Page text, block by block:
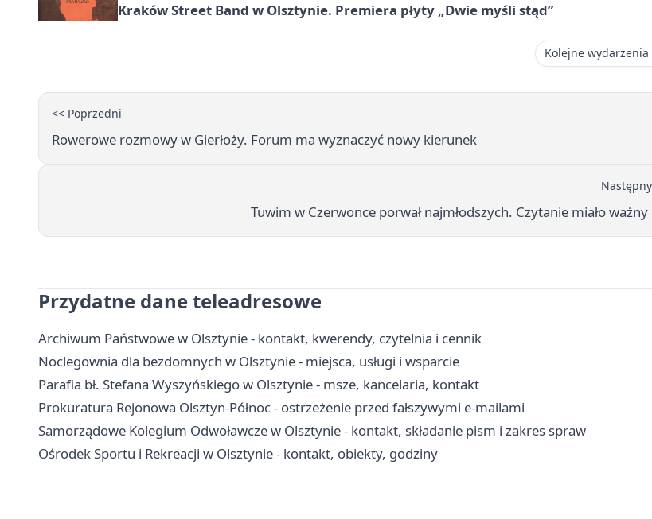
Kraków Street Band w Olsztynie. Premiera płyty „Dwie myśli stąd”
Kolejne wydarzenia
<< Poprzedni
Rowerowe rozmowy w Gierłoży. Forum ma wyznaczyć nowy kierunek
Tuwim w Czerwonce porwał najmłodszych. Czytanie miało ważny
Przydatne dane teleadresowe
Archiwum Państwowe w Olsztynie - kontakt, kwerendy, czytelnia i cennik
Noclegownia dla bezdomnych w Olsztynie - miejsca, usługi i wsparcie
Parafia bł. Stefana Wyszyńskiego w Olsztynie - msze, kancelaria, kontakt
Prokuratura Rejonowa Olsztyn-Północ - ostrzeżenie przed fałszywymi e-mailami
Samorządowe Kolegium Odwoławcze w Olsztynie - kontakt, składanie pism i zakres spraw
Ośrodek Sportu i Rekreacji w Olsztynie - kontakt, obiekty, godziny